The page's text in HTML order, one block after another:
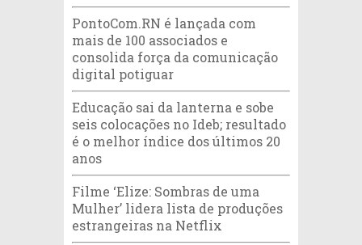
PontoCom.RN é lançada com
mais de 100 associados e
consolida força da comunicação
digital potiguar
Educação sai da lanterna e sobe
seis colocações no Ideb; resultado
é o melhor índice dos últimos 20
anos
Filme ‘Elize: Sombras de uma
Mulher’ lidera lista de produções
estrangeiras na Netflix